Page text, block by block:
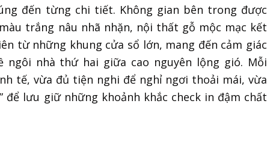
đến từng chi tiết. Không gian bên trong được
trắng nâu nhã nhặn, nội thất gỗ mộc mạc kết
từ những khung cửa sổ lớn, mang đến cảm giác
nhà thứ hai giữa cao nguyên lộng gió. Mỗi
tế, vừa đủ tiện nghi để nghỉ ngơi thoải mái, vừa
để lưu giữ những khoảnh khắc check in đậm chất